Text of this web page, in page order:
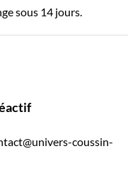
sous 14 jours.
coussin-